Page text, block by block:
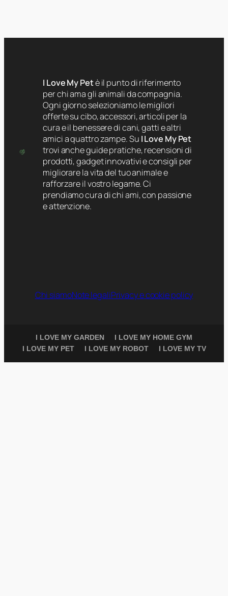
I Love My Petè il punto di riferimento
per chi ama gli animali da compagnia.
Ogni giorno selezioniamo le migliori
offerte su cibo, accessori, articoli per la
cura e il benessere di cani, gatti e altri
amici a quattro zampe. Su I Love My Pet
trovi anche guide pratiche, recensioni di
prodotti, gadget innovativi e consigli per
migliorare la vita del tuo animale e
rafforzare il vostro legame. Ci
prendiamo cura di chi ami, con passione
e attenzione.
Chi siamoNote legaliPrivacy e cookie policy
I LOVE MY GARDEN
I LOVE MY HOME GYM
I LOVE MY PET
I LOVE MY ROBOT I LOVE MY TV